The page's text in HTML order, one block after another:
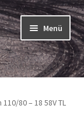
Menü
80 – 18 58V TL